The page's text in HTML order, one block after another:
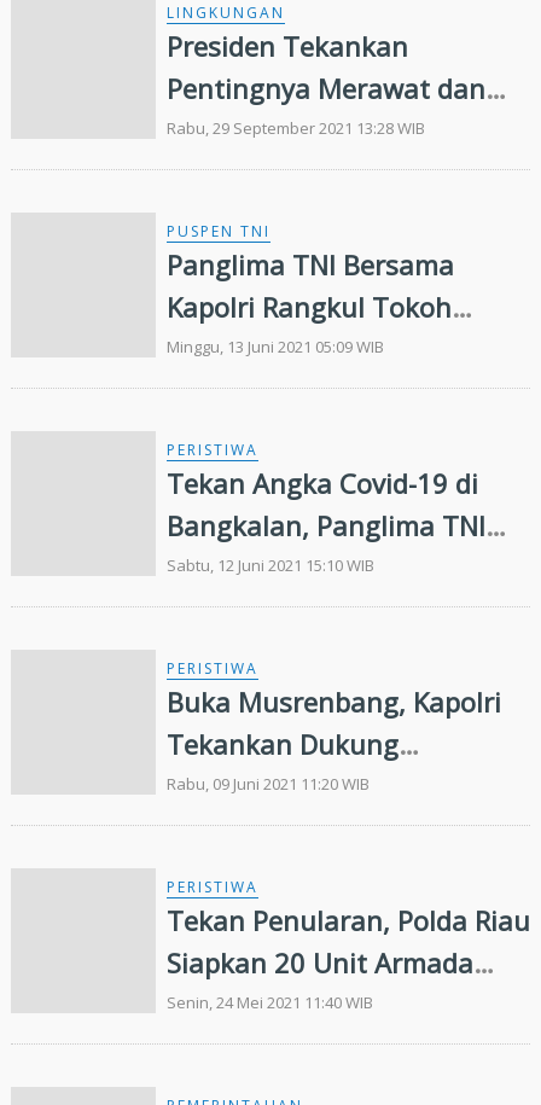
LINGKUNGAN
Presiden Tekankan
Pentingnya Merawat dan
Memelihara Hutan
Mangrove di Tanah Air
Rabu, 29 September 2021 13:28 WIB
PUSPEN TNI
Panglima TNI Bersama
Kapolri Rangkul Tokoh
Agama Dan Tokoh
Masyarakat Untuk Tekan
Minggu, 13 Juni 2021 05:09 WIB
PERISTIWA
Tekan Angka Covid-19 di
Bangkalan, Panglima TNI
Dan Kapolri Rangkul Tokoh
Agama
Sabtu, 12 Juni 2021 15:10 WIB
PERISTIWA
Buka Musrenbang, Kapolri
Tekankan Dukung
Pemulihan Ekonomi Tahun
2022
Rabu, 09 Juni 2021 11:20 WIB
PERISTIWA
Tekan Penularan, Polda Riau
Siapkan 20 Unit Armada
Gelar Door To Door Lakukan
Vaksin Warga
Senin, 24 Mei 2021 11:40 WIB